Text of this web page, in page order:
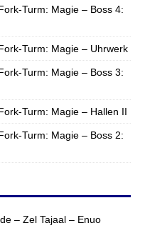
Turm: Magie – Boss 4:
Turm: Magie – Uhrwerk
Turm: Magie – Boss 3:
Turm: Magie – Hallen II
Turm: Magie – Boss 2:
– Zel Tajaal – Enuo